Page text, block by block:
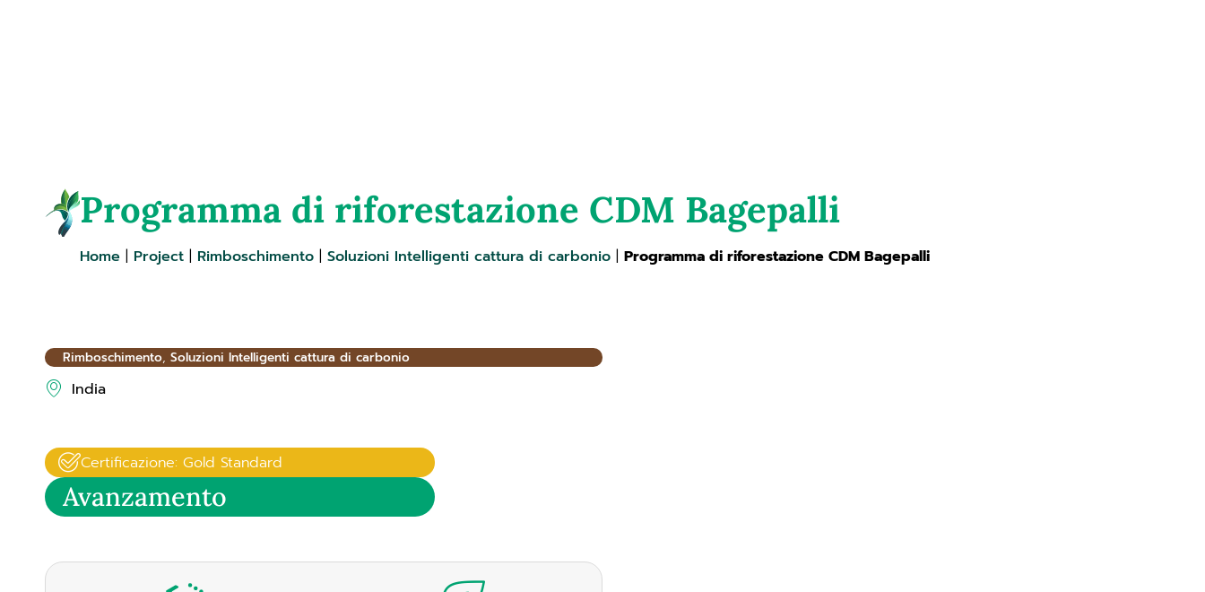
Programma di riforestazione CDM Bagepalli
Home| Project| Rimboschimento| Soluzioni Intelligenti cattura di carbonio| Programma di riforestazione CDM Bagepalli
Rimboschimento, Soluzioni Intelligenti cattura di carbonio
India
Certificazione: Gold Standard
Avanzamento